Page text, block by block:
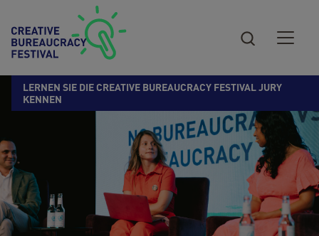
Direkt zum Inhalt
LERNEN SIE DIE CREATIVE BUREAUCRACY FESTIVAL JURY
KENNEN